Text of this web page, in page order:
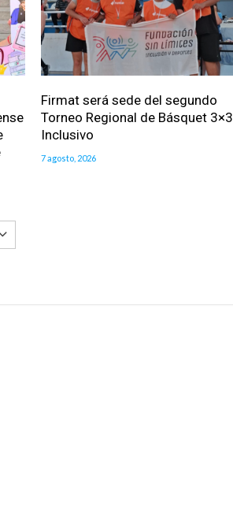
Firmat será sede del segundo
Torneo Regional de Básquet 3×3
Inclusivo
7 agosto, 2026